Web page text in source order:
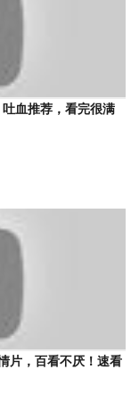
血推荐，看完很满
片，百看不厌！速看